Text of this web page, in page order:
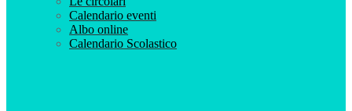
Calendario eventi
Albo online
Calendario Scolastico